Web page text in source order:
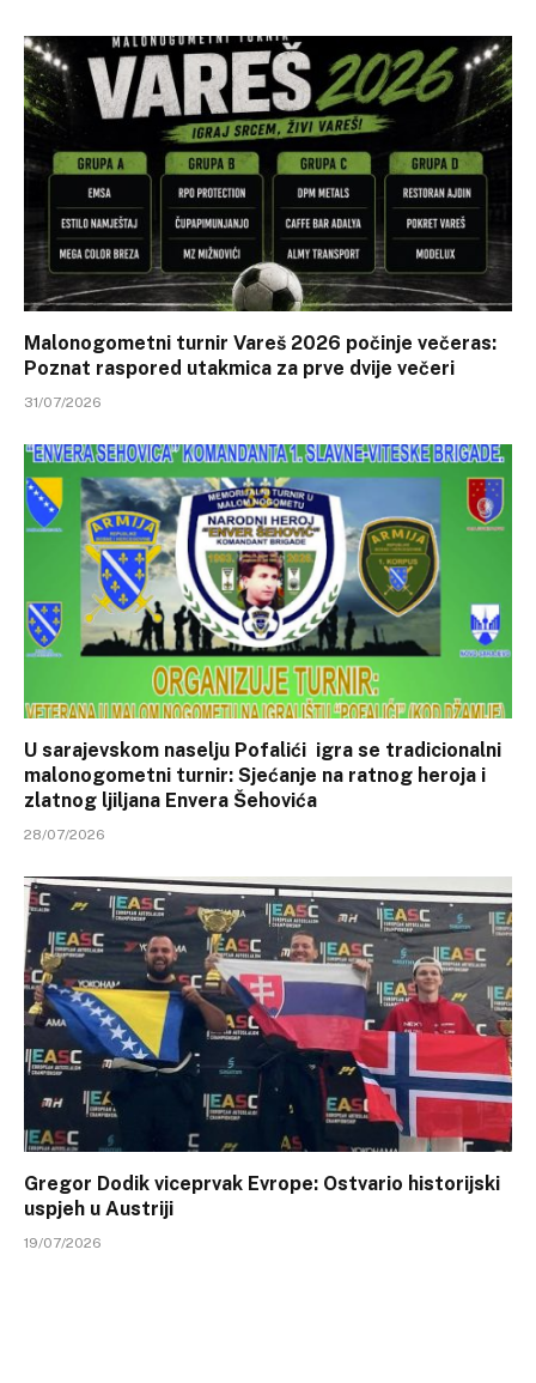
Malonogometni turnir Vareš 2026 počinje večeras:
Poznat raspored utakmica za prve dvije večeri
31/07/2026
U sarajevskom naselju Pofalići igra se tradicionalni
malonogometni turnir: Sjećanje na ratnog heroja i
zlatnog ljiljana Envera Šehovića
28/07/2026
Gregor Dodik viceprvak Evrope: Ostvario historijski
uspjeh u Austriji
19/07/2026